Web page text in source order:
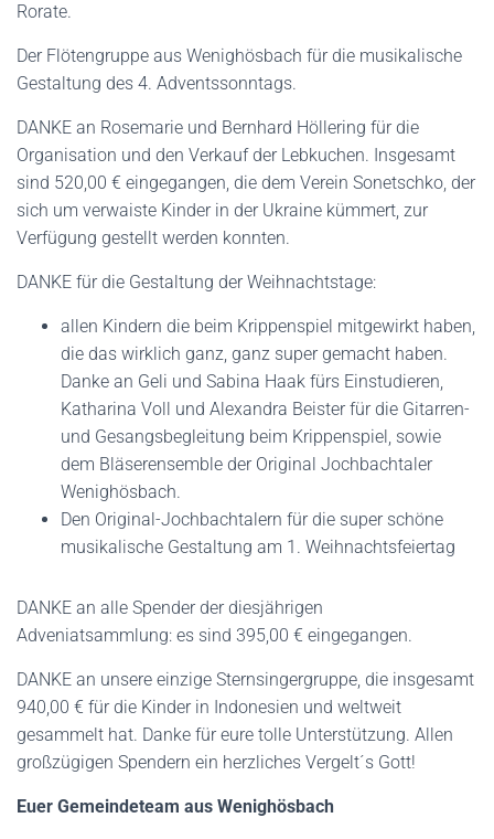
Rorate.
Der Flötengruppe aus Wenighösbach für die musikalische
Gestaltung des 4. Adventssonntags.
DANKE an Rosemarie und Bernhard Höllering für die
Organisation und den Verkauf der Lebkuchen. Insgesamt
sind 520,00 € eingegangen, die dem Verein Sonetschko, der
sich um verwaiste Kinder in der Ukraine kümmert, zur
Verfügung gestellt werden konnten.
DANKE für die Gestaltung der Weihnachtstage:
allen Kindern die beim Krippenspiel mitgewirkt haben,
die das wirklich ganz, ganz super gemacht haben.
Danke an Geli und Sabina Haak fürs Einstudieren,
Katharina Voll und Alexandra Beister für die Gitarren-
und Gesangsbegleitung beim Krippenspiel, sowie
dem Bläserensemble der Original Jochbachtaler
Wenighösbach.
Den Original-Jochbachtalern für die super schöne
musikalische Gestaltung am 1. Weihnachtsfeiertag
DANKE an alle Spender der diesjährigen
Adveniatsammlung: es sind 395,00 € eingegangen.
DANKE an unsere einzige Sternsingergruppe, die insgesamt
940,00 € für die Kinder in Indonesien und weltweit
gesammelt hat. Danke für eure tolle Unterstützung. Allen
großzügigen Spendern ein herzliches Vergelt´s Gott!
Euer Gemeindeteam aus Wenighösbach